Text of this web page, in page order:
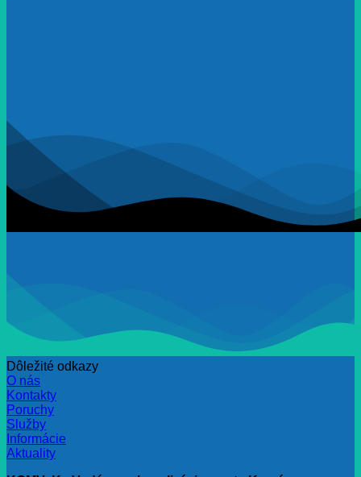
Dôležité odkazy
O nás
Kontakty
Poruchy
Služby
Informácie
Aktuality